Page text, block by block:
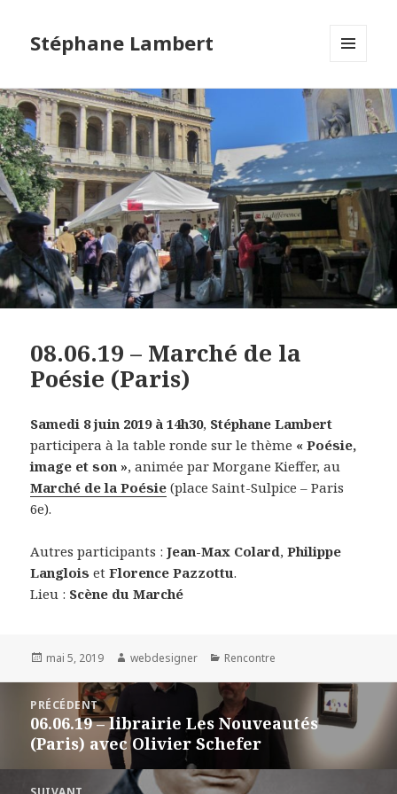
Stéphane Lambert
WIDGETS
08.06.19 – Marché de la
Poésie (Paris)
Samedi 8 juin 2019 à 14h30, Stéphane Lambert
participera à la table ronde sur le thème « Poésie,
image et son », animée par Morgane Kieffer, au
Marché de la Poésie (place Saint-Sulpice – Paris
6e).
Autres participants :Jean-Max Colard, Philippe
LangloisetFlorence Pazzottu.
Lieu : Scène du Marché
Publié
mai 5, 2019 Auteur
webdesigner Catégories
Rencontre
l’article
PRÉCÉDENT
Article
précédent :
06.06.19 – librairie Les Nouveautés
(Paris) avec Olivier Schefer